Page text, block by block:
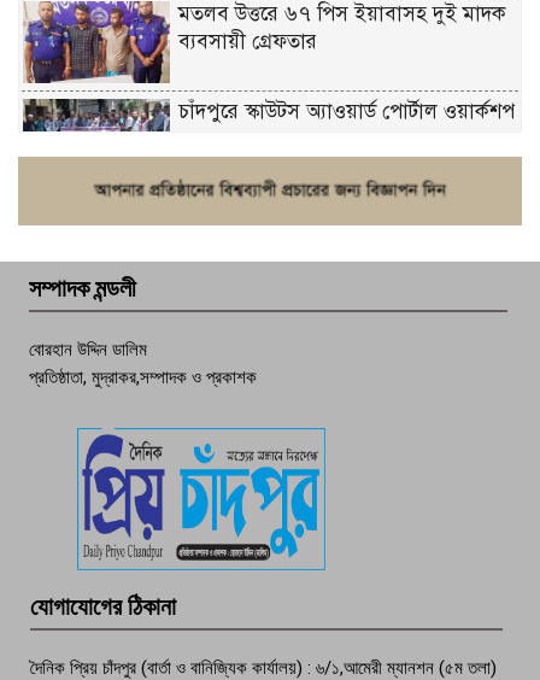
মতলব উত্তরে ৬৭ পিস ইয়াবাসহ দুই মাদক
ব্যবসায়ী গ্রেফতার
চাঁদপুরে স্কাউটস অ্যাওয়ার্ড পোর্টাল ওয়ার্কশপ
পচা দুর্গন্ধে ৯৯৯-এ ফোন, ফরিদগঞ্জে
তরুণের অর্ধগলিত লাশ উদ্ধার
বেঁচে নেই, বিভিন্ন সংগঠনের শোক
সম্পাদক মন্ডলী
বোরহান উদ্দিন ডালিম
প্রতিষ্ঠাতা, মুদ্রাকর,সম্পাদক ও প্রকাশক
যোগাযোগের ঠিকানা
দৈনিক প্রিয় চাঁদপুর (বার্তা ও বানিজ্যিক কার্যালয়) : ৬/১,আমেরী ম্যানশন (৫ম তলা)